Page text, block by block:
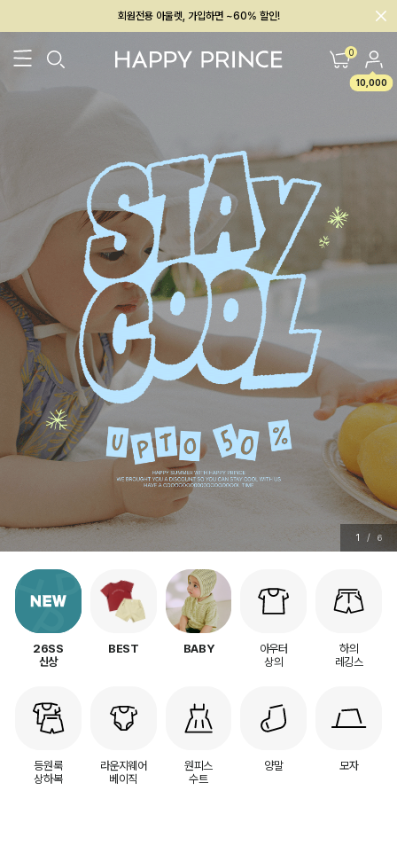
회원전용 아울렛, 가입하면 ~60% 할인!
멤버십 최대 28,000원 혜택 0
10,000
1 / 6
26SS
신상
BEST BABY
아우터
상의
하의
레깅스
등원룩
상하복
라운지웨어
베이직
원피스
수트
양말 모자